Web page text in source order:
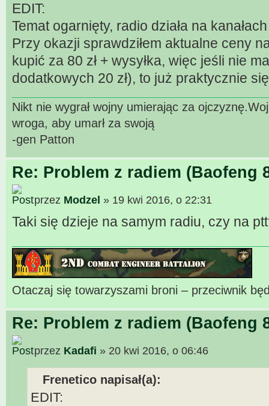
EDIT:
Temat ogarnięty, radio działa na
Przy okazji sprawdziłem aktualne ceny
kupić za 80 zł + wysyłka, więc jeśli nie
dodatkowych 20 zł), to już praktycznie
Nikt nie wygrał wojny umierając za
wroga, aby umarł za swoją
-gen Patton
Re: Problem z radiem (Baofeng
przez Modzel » 19 kwi 2016, o 22:31
Taki się dzieje na samym radiu, czy na
Otaczaj się towarzyszami broni – przeciwnik
Re: Problem z radiem (Baofeng
przez Kadafi » 20 kwi 2016, o 06:46
Frenetico napisał(a):
EDIT: